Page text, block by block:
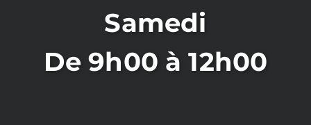
Samedi
De 9h00 à 12h00